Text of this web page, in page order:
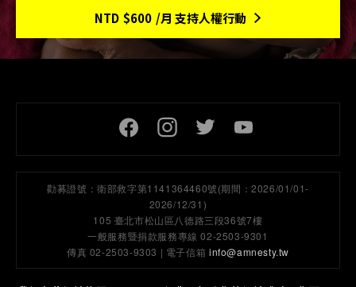
NTD $600 /月 支持人權行動
頁尾社交連結
勸募證號：衛部救字第1141364460號(期間：2026/01/01-
2026/12/31)
105 臺北市松山區八德路三段36號7樓
一般服務暨捐款服務專線 02-2503-9301
傳真 02-2503-9303 | 電子信箱 info@amnesty.tw